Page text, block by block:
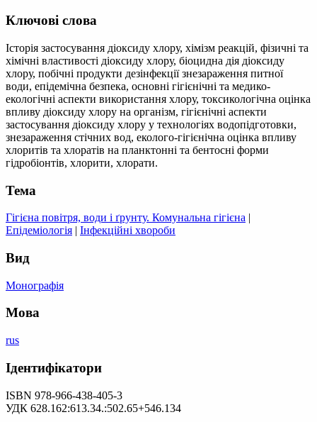
Ключові слова
Історія застосування діоксиду хлору, хімізм реакцій, фізичні та
хімічні властивості діоксиду хлору, біоцидна дія діоксиду
хлору, побічні продукти дезінфекції знезараження питної
води, епідемічна безпека, основні гігієнічні та медико-
екологічні аспекти використання хлору, токсикологічна оцінка
впливу діоксиду хлору на організм, гігієнічні аспекти
застосування діоксиду хлору у технологіях водопідготовки,
знезараження стічних вод, еколого-гігієнічна оцінка впливу
хлоритів та хлоратів на планктонні та бентосні форми
гідробіонтів, хлорити, хлорати.
Тема
Гігієна повітря, води і ґрунту. Комунальна гігієна |
Епідеміологія | Інфекційні хвороби
Вид
Монографія
Мова
rus
Ідентифікатори
ISBN 978-966-438-405-3
УДК 628.162:613.34.:502.65+546.134